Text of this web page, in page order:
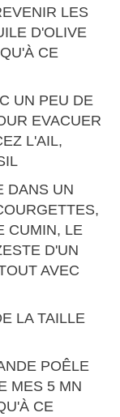
LES
D'OLIVE
CE
UN PEU DE
EVACUER
L'AIL,
DANS UN
CUMIN, LE
D'UN
AVEC
LA TAILLE
POÊLE
MES 5 MN
CE